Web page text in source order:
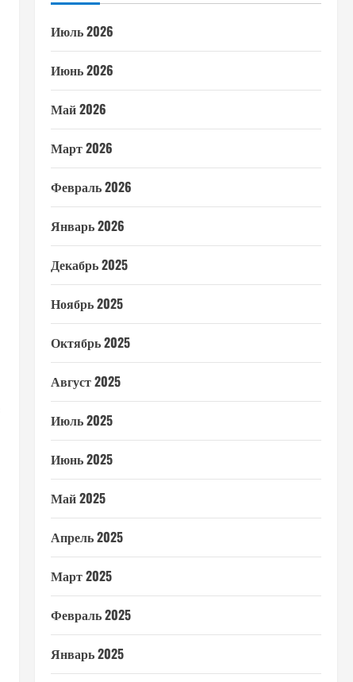
Июль 2026
Июнь 2026
Май 2026
Март 2026
Февраль 2026
Январь 2026
Декабрь 2025
Ноябрь 2025
Октябрь 2025
Август 2025
Июль 2025
Июнь 2025
Май 2025
Апрель 2025
Март 2025
Февраль 2025
Январь 2025